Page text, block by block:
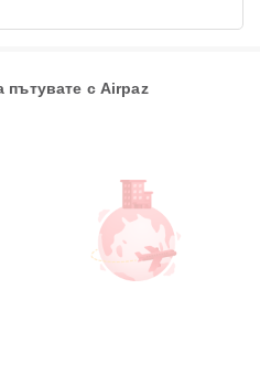
пътувате с Airpaz